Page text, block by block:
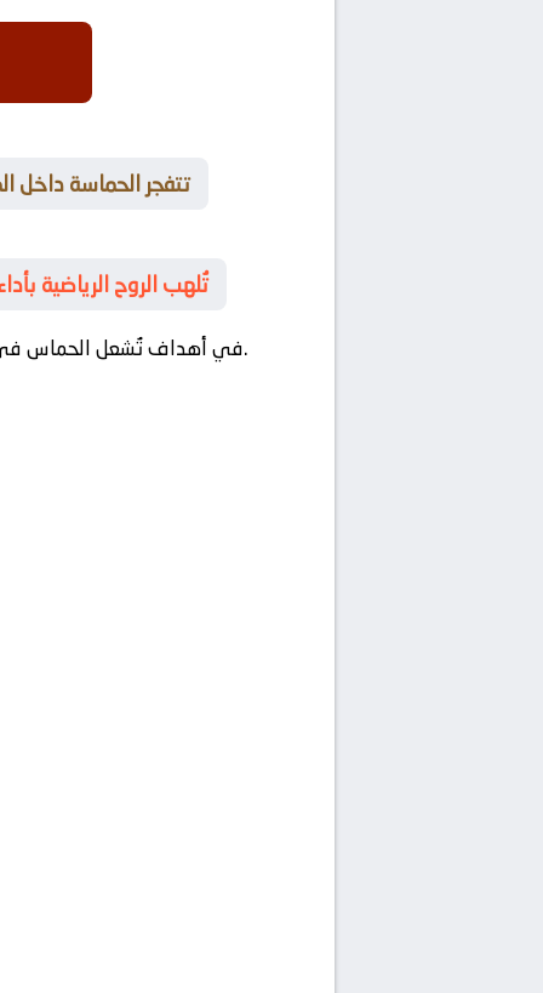
🎉 تتفجر الحماسة
🥅 تُلهب الروح الرياضية
في أهداف تُشعل الحماس فيفي مواجهة لحظات عبقرية تكتيكية تحكم مجريات المباراة.